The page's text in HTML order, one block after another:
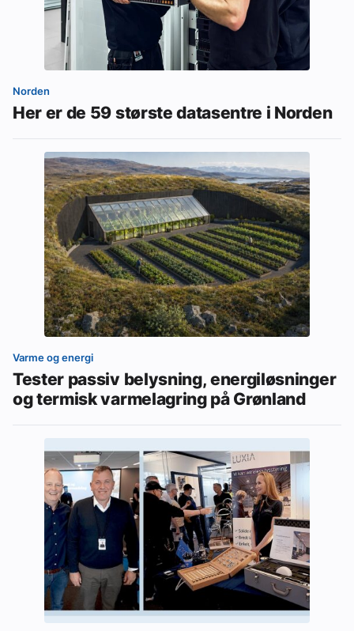
Norden
Her er de 59 største datasentre i Norden
Varme og energi
Tester passiv belysning, energiløsninger
og termisk varmelagring på Grønland